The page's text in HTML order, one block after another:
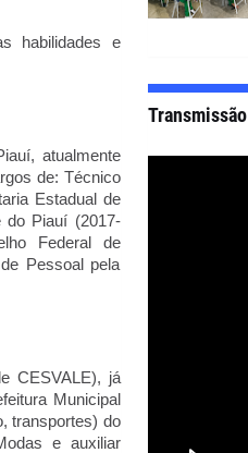
habilidades e
atualmente
de: Técnico
Estadual de
do Piauí (2017-
Federal de
Pessoal pela
CESVALE), já
Municipal
transportes) do
e auxiliar
Transmissão